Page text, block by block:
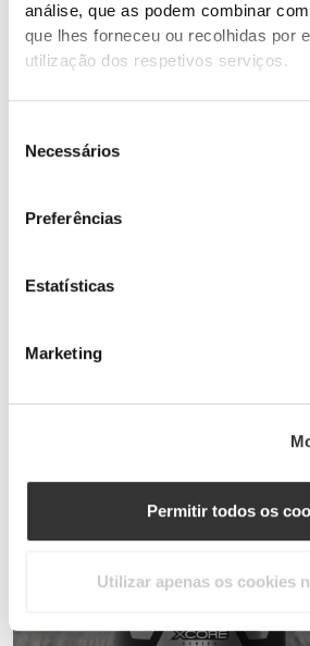
análise, que as podem combinar
que lhes forneceu ou recolhidas por
utilização dos respetivos serviços.
Necessários
Preferências
Estatísticas
Marketing
Permitir todos os
Utilizar apenas os cookies
Nos calisténicos, as articulações,
Uma recuperação muscular adequada e
protegidas contra inflamações vão fazer a